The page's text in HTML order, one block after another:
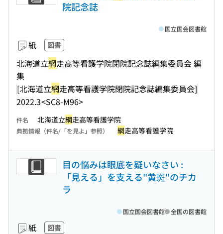
院記念誌
紙 図書
北海道立網走高等看護学院閉院記念誌編集委員会 編
集
[北海道立網走高等看護学院閉院記念誌編集委員会]
2022.3<SC8-M96>
国立国会図書館
件名 北海道立網走高等看護学院
典拠情報（件名/「を見よ」参照） 網走高等看護学院
目の悩みは眼底を疑いなさい :
「見える」を支える"黄斑"のチカ
ラ
紙 図書
国立国会図書館 全国の図書館